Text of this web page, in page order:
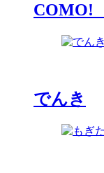
COMO!
でんき